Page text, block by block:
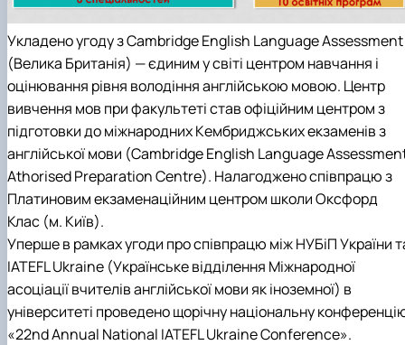
Укладено угоду з Cambridge English Language Assessment
(Велика Британія) — єдиним у світі центром навчання і
оцінювання рівня володіння англійською мовою. Центр
вивчення мов при факультеті став офіційним центром з
підготовки до міжнародних Кембриджських екзаменів з
англійської мови (Cambridge English Language
Athorised Preparation Centre). Налагоджено співпрацю з
Платиновим екзаменаційним центром школи Оксфорд
Клас (м. Київ).
Уперше в рамках угоди про співпрацю між НУБіП України
IATEFL Ukraine (Українське відділення Міжнародної
асоціації вчителів англійської мови як іноземної) в
університеті проведено щорічну національну
«22nd Annual National IATEFL Ukraine Conference».